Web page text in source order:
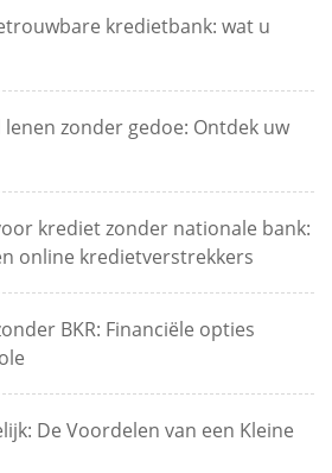
kredietbank: wat u
lenen zonder gedoe: Ontdek uw
krediet zonder nationale bank:
online kredietverstrekkers
BKR: Financiële opties
De Voordelen van een Kleine